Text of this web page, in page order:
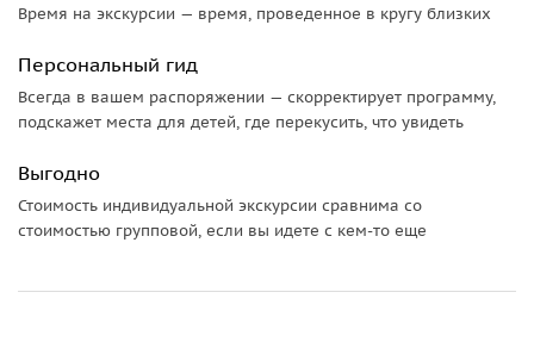
Время на экскурсии — время, проведенное в кругу близких
Персональный гид
Всегда в вашем распоряжении — скорректирует программу,
подскажет места для детей, где перекусить, что увидеть
Выгодно
Стоимость индивидуальной экскурсии сравнима со
стоимостью групповой, если вы идете с кем-то еще